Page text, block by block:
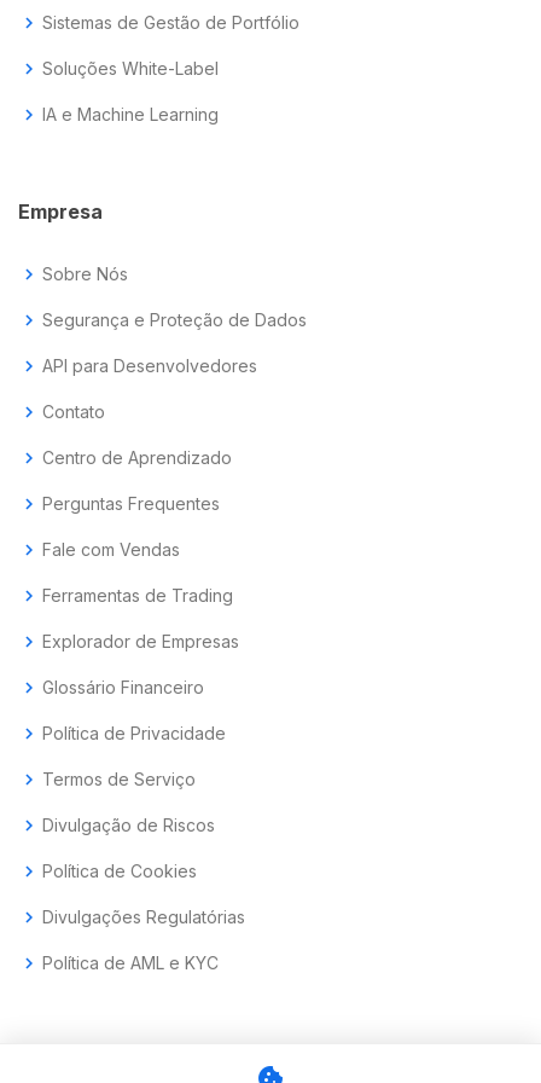
chevron_right Sistemas de Gestão de Portfólio
chevron_right Soluções White-Label
chevron_right IA e Machine Learning
Empresa
chevron_right Sobre Nós
chevron_right Segurança e Proteção de Dados
chevron_right API para Desenvolvedores
chevron_right Contato
chevron_right Centro de Aprendizado
chevron_right Perguntas Frequentes
chevron_right Fale com Vendas
chevron_right Ferramentas de Trading
chevron_right Explorador de Empresas
chevron_right Glossário Financeiro
chevron_right Política de Privacidade
chevron_right Termos de Serviço
chevron_right Divulgação de Riscos
chevron_right Política de Cookies
chevron_right Divulgações Regulatórias
chevron_right Política de AML e KYC